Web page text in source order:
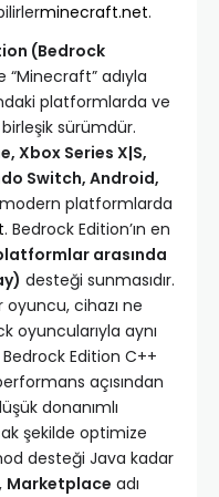
minecraft.net.
(Bedrock
“Minecraft” adıyla
platformlarda ve
birleşik sürümdür.
Xbox Series X|S,
Switch, Android,
platformlarda
. Bedrock Edition’ın en
arasında
desteği sunmasıdır.
cihazı ne
oyuncularıyla aynı
Edition C++
açısından
donanımlı
şekilde optimize
desteği Java kadar
Marketplace adı